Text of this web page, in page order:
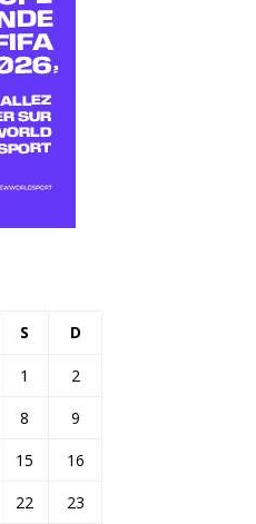
S D
1
2
8
9
15
16
22
23